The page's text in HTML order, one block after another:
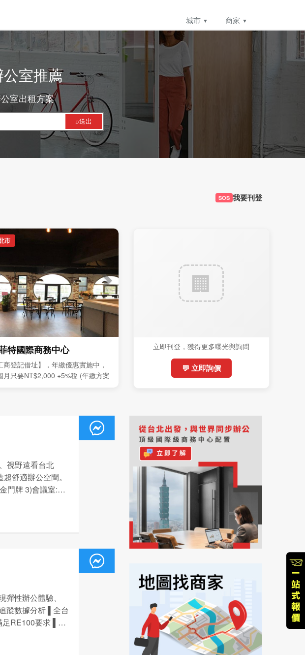
城市 商家
室推薦
室出租方案
⌕送出
SOS 我要刊登
市
特國際商務中心
商登記借址】，年繳優惠實施中，
月只要NT$2,000 +5%稅 (年繳方案
立即刊登，獲得更多曝光與詢問
💬 立即詢價
視野遠看台北
舒適辦公空間。
門牌 3)會議室:多
性辦公體驗、
蹤數據分析 ▌全台
RE100要求 ▌健